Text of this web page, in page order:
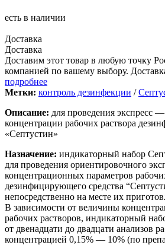
есть в наличии
Доставка
Доставка
Доставим этот товар в любую точку
компанией по вашему выбору.
подробнее
Метки: контроль дезинфекции /
Описание: для проведения экспресс
концентрации рабочих раствора
«Септустин»
Назначение: индикаторный набор
для проведения ориентировочного
концентрационных параметров
дезинфицирующего средства
непосредственно на месте их
В зависимости от величины
рабочих растворов, индикаторный
от двенадцати до двадцати анализов
концентрацией 0,15% — 10% (по